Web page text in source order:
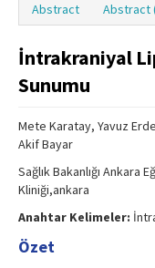
About Journal
Board
Instructions
Archive
Contact Us
Abstract Abstract
İntrakraniyal
Sunumu
Mete Karatay, Yavuz
Akif Bayar
Sağlık Bakanlığı Ankara
Kliniği,ankara
Anahtar Kelimeler:
Özet